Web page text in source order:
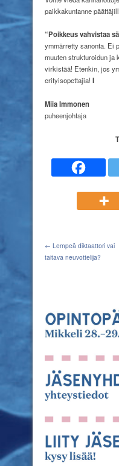
paikkakuntanne
“Poikkeus vahvistaa
ymmärretty sanonta. Ei
muuten strukturoidun ja
virkistää! Etenkin, jos
erityisopettajia! I
Miia Immonen
puheenjohtaja
← Lempeä diktaattori vai
taitava neuvottelija?